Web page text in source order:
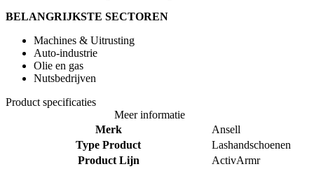
BELANGRIJKSTE SECTOREN
Machines & Uitrusting
Auto-industrie
Olie en gas
Nutsbedrijven
Product specificaties
Meer informatie
Merk
Ansell
Type Product
Lashandschoenen
Product Lijn
ActivArmr